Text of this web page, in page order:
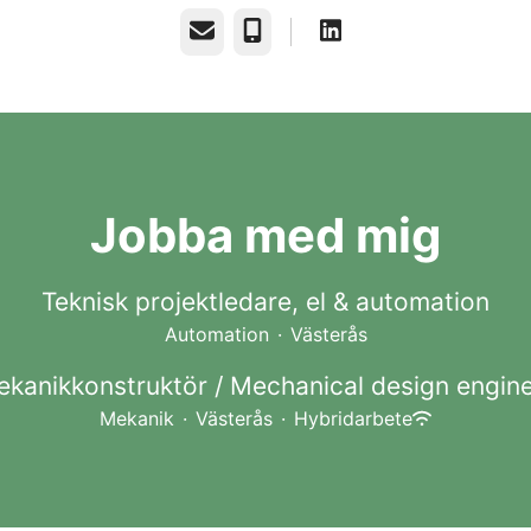
E-postTelefon
Jobba med mig
Teknisk projektledare, el & automation
Automation · Västerås
/ Mechanical design
Mekanik · Västerås · Hybridarbete